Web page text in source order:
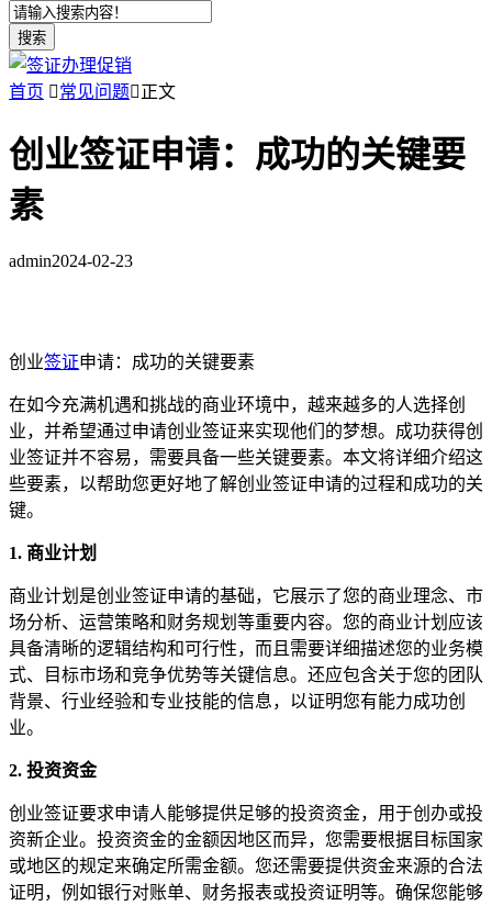
搜索
首页 常见问题正文
创业签证申请：成功的关键要
素
admin2024-02-23
创业签证申请：成功的关键要素
在如今充满机遇和挑战的商业环境中，越来越多的人选择创
业，并希望通过申请创业签证来实现他们的梦想。成功获得创
业签证并不容易，需要具备一些关键要素。本文将详细介绍这
些要素，以帮助您更好地了解创业签证申请的过程和成功的关
键。
1. 商业计划
商业计划是创业签证申请的基础，它展示了您的商业理念、市
场分析、运营策略和财务规划等重要内容。您的商业计划应该
具备清晰的逻辑结构和可行性，而且需要详细描述您的业务模
式、目标市场和竞争优势等关键信息。还应包含关于您的团队
背景、行业经验和专业技能的信息，以证明您有能力成功创
业。
2. 投资资金
创业签证要求申请人能够提供足够的投资资金，用于创办或投
资新企业。投资资金的金额因地区而异，您需要根据目标国家
或地区的规定来确定所需金额。您还需要提供资金来源的合法
证明，例如银行对账单、财务报表或投资证明等。确保您能够